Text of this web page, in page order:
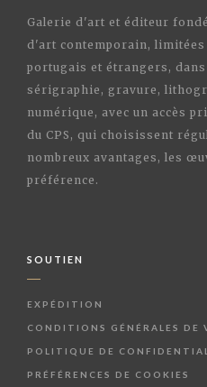
Galerie d'art et éditeur
d'art contemporain,
portugais et étrangers,
sérigraphie, gravure,
numérique, avec un accès
du CPS, qui choisissent
nombreux avantages, les
préférence.
SOUTIEN
EXPÉDITION
CONDITIONS GÉNÉRALES DE
POLITIQUE DE
PRÉFÉRENCES DE COOKIES